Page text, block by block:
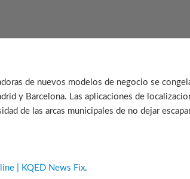
de nuevos modelos de negocio se
y Barcelona. Las aplicaciones de
de las arcas municipales de no dejar
| KQED News Fix.